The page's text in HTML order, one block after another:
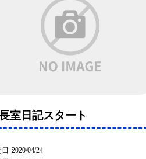
室日記スタート
2020/04/24